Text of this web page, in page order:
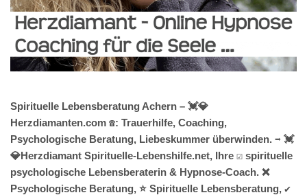
Spirituelle Lebensberatung Achern – 💓️💎
Herzdiamanten.com ☎️: Trauerhilfe, Coaching,
Psychologische Beratung, Liebeskummer überwinden. ➡️ 💓️
💎Herzdiamant Spirituelle-Lebenshilfe.net, Ihre ☑️ spirituelle
psychologische Lebensberaterin & Hypnose-Coach. ❌
Psychologische Beratung, ⭐ Spirituelle Lebensberatung, ✔️